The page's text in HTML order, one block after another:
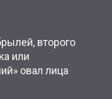
второго
или
овал лица